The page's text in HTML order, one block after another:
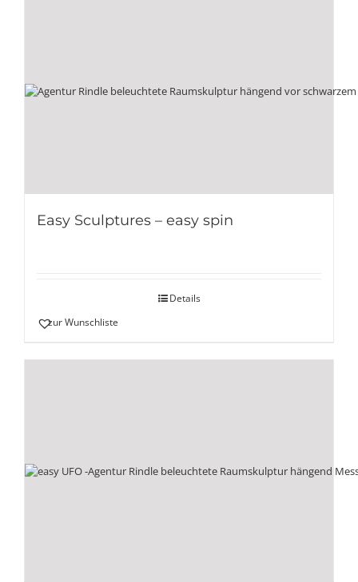
Easy Sculptures – easy spin
Details
zur Wunschliste